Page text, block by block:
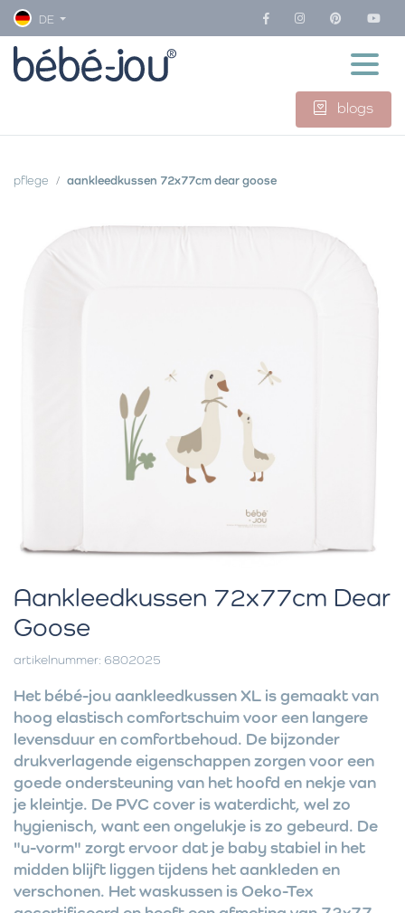
DE
blogs
pflege aankleedkussen 72x77cm dear goose
Aankleedkussen 72x77cm Dear
Goose
artikelnummer: 6802025
Het bébé-jou aankleedkussen XL is gemaakt van
hoog elastisch comfortschuim voor een langere
levensduur en comfortbehoud. De bijzonder
drukverlagende eigenschappen zorgen voor een
goede ondersteuning van het hoofd en nekje van
je kleintje. De PVC cover is waterdicht, wel zo
hygienisch, want een ongelukje is zo gebeurd. De
"u-vorm" zorgt ervoor dat je baby stabiel in het
midden blijft liggen tijdens het aankleden en
verschonen. Het waskussen is Oeko-Tex